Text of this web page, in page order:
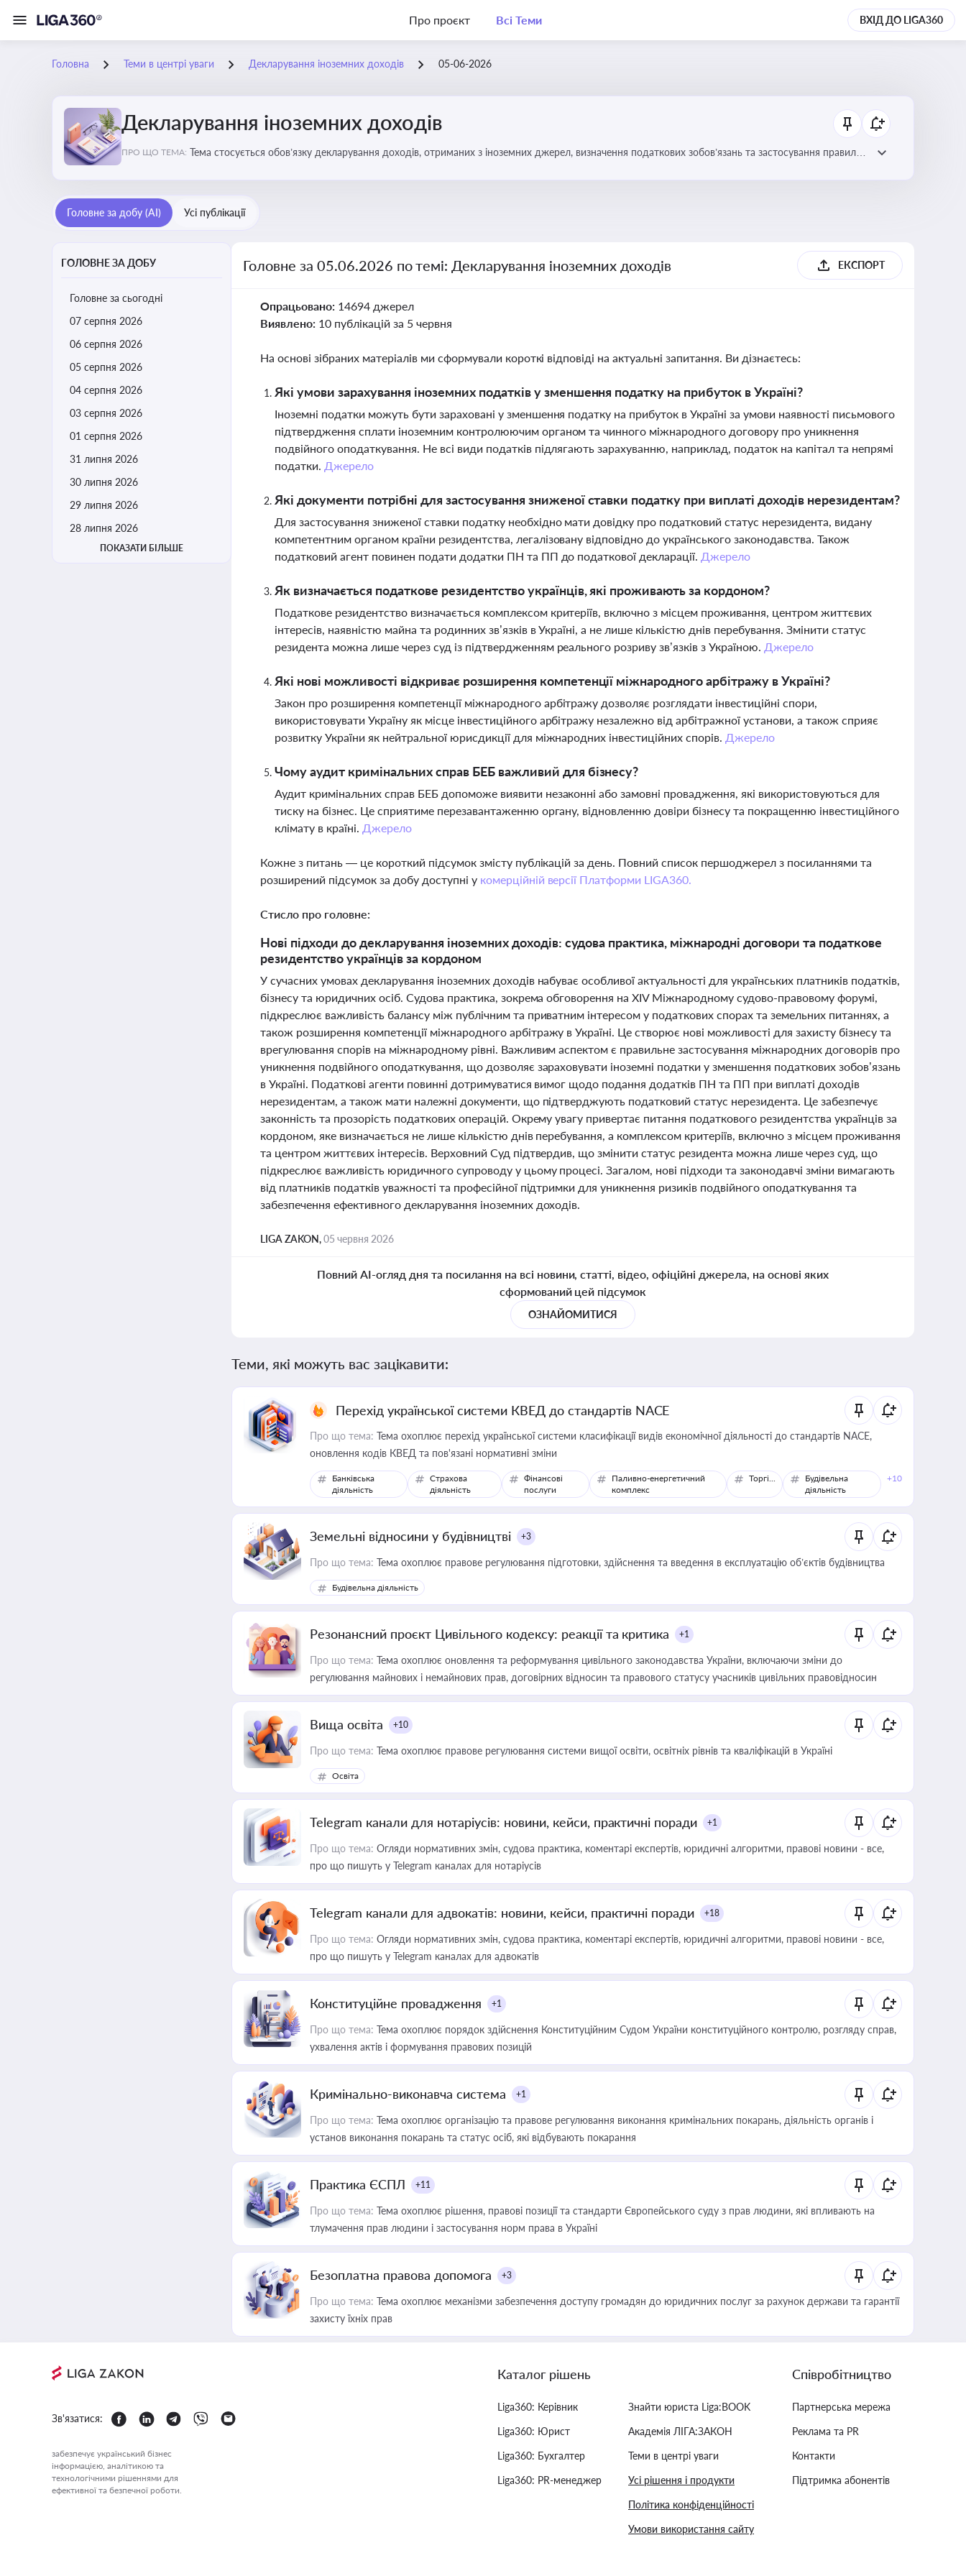
Про проєкт Всі Теми ВХІД ДО LIGA360
Головна Теми в центрі уваги Декларування іноземних доходів 05-06-2026
Декларування іноземних доходів
ПРО ЩО ТЕМА: Тема стосується обов’язку декларування доходів, отриманих з іноземних джерел, визначення податкових зобов’язань та застосування правил
Головне за добу (AI) Усі публікації
ГОЛОВНЕ ЗА ДОБУ
Головне за сьогодні
07 серпня 2026
06 серпня 2026
05 серпня 2026
04 серпня 2026
03 серпня 2026
01 серпня 2026
31 липня 2026
30 липня 2026
29 липня 2026
28 липня 2026
ПОКАЗАТИ БІЛЬШЕ
Головне за 05.06.2026 по темі: Декларування іноземних доходів ЕКСПОРТ
Опрацьовано: 14694 джерел
Виявлено: 10 публікацій за 5 червня
На основі зібраних матеріалів ми сформували короткі відповіді на актуальні запитання. Ви дізнаєтесь:
Які умови зарахування іноземних податків у зменшення податку на прибуток в Україні?
Іноземні податки можуть бути зараховані у зменшення податку на прибуток в Україні за умови наявності письмового
підтвердження сплати іноземним контролюючим органом та чинного міжнародного договору про уникнення
подвійного оподаткування. Не всі види податків підлягають зарахуванню, наприклад, податок на капітал та непрямі
податки. Джерело
Які документи потрібні для застосування зниженої ставки податку при виплаті доходів нерезидентам?
Для застосування зниженої ставки податку необхідно мати довідку про податковий статус нерезидента, видану
компетентним органом країни резидентства, легалізовану відповідно до українського законодавства. Також
податковий агент повинен подати додатки ПН та ПП до податкової декларації. Джерело
Як визначається податкове резидентство українців, які проживають за кордоном?
Податкове резидентство визначається комплексом критеріїв, включно з місцем проживання, центром життєвих
інтересів, наявністю майна та родинних зв’язків в Україні, а не лише кількістю днів перебування. Змінити статус
резидента можна лише через суд із підтвердженням реального розриву зв’язків з Україною. Джерело
Які нові можливості відкриває розширення компетенції міжнародного арбітражу в Україні?
Закон про розширення компетенції міжнародного арбітражу дозволяє розглядати інвестиційні спори,
використовувати Україну як місце інвестиційного арбітражу незалежно від арбітражної установи, а також сприяє
розвитку України як нейтральної юрисдикції для міжнародних інвестиційних спорів. Джерело
Чому аудит кримінальних справ БЕБ важливий для бізнесу?
Аудит кримінальних справ БЕБ допоможе виявити незаконні або замовні провадження, які використовуються для
тиску на бізнес. Це сприятиме перезавантаженню органу, відновленню довіри бізнесу та покращенню інвестиційного
клімату в країні. Джерело
Кожне з питань — це короткий підсумок змісту публікацій за день. Повний список першоджерел з посиланнями та
розширений підсумок за добу доступні у комерційній версії Платформи LIGA360.
Стисло про головне:
Нові підходи до декларування іноземних доходів: судова практика, міжнародні договори та податкове
резидентство українців за кордоном
У сучасних умовах декларування іноземних доходів набуває особливої актуальності для українських платників податків,
бізнесу та юридичних осіб. Судова практика, зокрема обговорення на XIV Міжнародному судово-правовому форумі,
підкреслює важливість балансу між публічним та приватним інтересом у податкових спорах та земельних питаннях, а
також розширення компетенції міжнародного арбітражу в Україні. Це створює нові можливості для захисту бізнесу та
врегулювання спорів на міжнародному рівні. Важливим аспектом є правильне застосування міжнародних договорів про
уникнення подвійного оподаткування, що дозволяє зараховувати іноземні податки у зменшення податкових зобов’язань
в Україні. Податкові агенти повинні дотримуватися вимог щодо подання додатків ПН та ПП при виплаті доходів
нерезидентам, а також мати належні документи, що підтверджують податковий статус нерезидента. Це забезпечує
законність та прозорість податкових операцій. Окрему увагу привертає питання податкового резидентства українців за
кордоном, яке визначається не лише кількістю днів перебування, а комплексом критеріїв, включно з місцем проживання
та центром життєвих інтересів. Верховний Суд підтвердив, що змінити статус резидента можна лише через суд, що
підкреслює важливість юридичного супроводу у цьому процесі. Загалом, нові підходи та законодавчі зміни вимагають
від платників податків уважності та професійної підтримки для уникнення ризиків подвійного оподаткування та
забезпечення ефективного декларування іноземних доходів.
LIGA ZAKON,05 червня 2026
Повний AI-огляд дня та посилання на всі новини, статті, відео, офіційні джерела, на основі яких
сформований цей підсумок
ОЗНАЙОМИТИСЯ
Теми, які можуть вас зацікавити:
Перехід української системи КВЕД до стандартів NACE
Про що тема: Тема охоплює перехід української системи класифікації видів економічної діяльності до стандартів NACE,
оновлення кодів КВЕД та пов'язані нормативні зміни
Банківська
діяльність
Страхова
діяльність
Фінансові
послуги
Паливно-енергетичний
комплекс
Торгівля
Будівельна
діяльність
+10
Земельні відносини у будівництві +3
Про що тема: Тема охоплює правове регулювання підготовки, здійснення та введення в експлуатацію об’єктів будівництва
Будівельна діяльність
Резонансний проєкт Цивільного кодексу: реакції та критика +1
Про що тема: Тема охоплює оновлення та реформування цивільного законодавства України, включаючи зміни до
регулювання майнових і немайнових прав, договірних відносин та правового статусу учасників цивільних правовідносин
Вища освіта +10
Про що тема: Тема охоплює правове регулювання системи вищої освіти, освітніх рівнів та кваліфікацій в Україні
Освіта
Telegram канали для нотаріусів: новини, кейси, практичні поради +1
Про що тема: Огляди нормативних змін, судова практика, коментарі експертів, юридичні алгоритми, правові новини - все,
про що пишуть у Telegram каналах для нотаріусів
Telegram канали для адвокатів: новини, кейси, практичні поради +18
Про що тема: Огляди нормативних змін, судова практика, коментарі експертів, юридичні алгоритми, правові новини - все,
про що пишуть у Telegram каналах для адвокатів
Конституційне провадження +1
Про що тема: Тема охоплює порядок здійснення Конституційним Судом України конституційного контролю, розгляду справ,
ухвалення актів і формування правових позицій
Кримінально-виконавча система +1
Про що тема: Тема охоплює організацію та правове регулювання виконання кримінальних покарань, діяльність органів і
установ виконання покарань та статус осіб, які відбувають покарання
Практика ЄСПЛ +11
Про що тема: Тема охоплює рішення, правові позиції та стандарти Європейського суду з прав людини, які впливають на
тлумачення прав людини і застосування норм права в Україні
Безоплатна правова допомога +3
Про що тема: Тема охоплює механізми забезпечення доступу громадян до юридичних послуг за рахунок держави та гарантії
захисту їхніх прав
Зв'язатися:
забезпечує український бізнес
інформацією, аналітикою та
технологічними рішеннями для
ефективної та безпечної роботи.
Каталог рішень
Liga360: Керівник
Liga360: Юрист
Liga360: Бухгалтер
Liga360: PR-менеджер
Знайти юриста Liga:BOOK
Академія ЛІГА:ЗАКОН
Теми в центрі уваги
Усі рішення і продукти
Політика конфіденційності
Умови використання сайту
Співробітництво
Партнерська мережа
Реклама та PR
Контакти
Підтримка абонентів